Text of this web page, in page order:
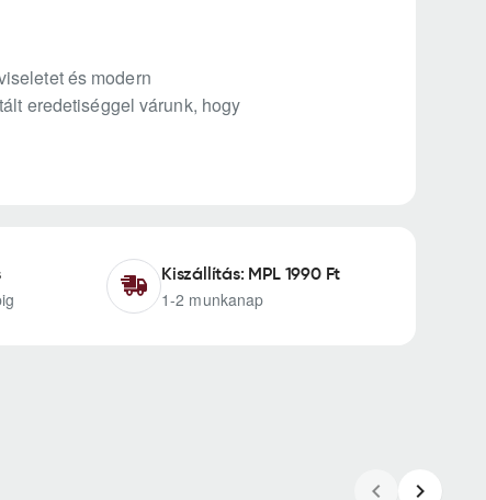
és modern
eredetiséggel várunk, hogy
Kiszállítás: MPL 1990 Ft
1-2 munkanap